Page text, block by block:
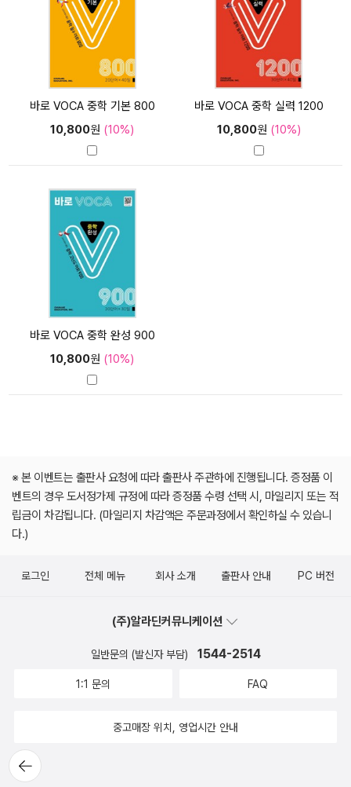
바로 VOCA 중학 기본 800
10,800원 (10%)
바로 VOCA 중학 실력 1200
10,800원 (10%)
바로 VOCA 중학 완성 900
10,800원 (10%)
※ 본 이벤트는 출판사 요청에 따라 출판사 주관하에 진행됩니다. 증정품 이
벤트의 경우 도서정가제 규정에 따라 증정품 수령 선택 시, 마일리지 또는 적
립금이 차감됩니다. (마일리지 차감액은 주문과정에서 확인하실 수 있습니
다.)
뒤로가
기
로그인 전체 메뉴 회사 소개 출판사 안내 PC 버전
(주)알라딘커뮤니케이션
일반문의 (발신자 부담) 1544-2514
1:1 문의 FAQ
중고매장 위치, 영업시간 안내